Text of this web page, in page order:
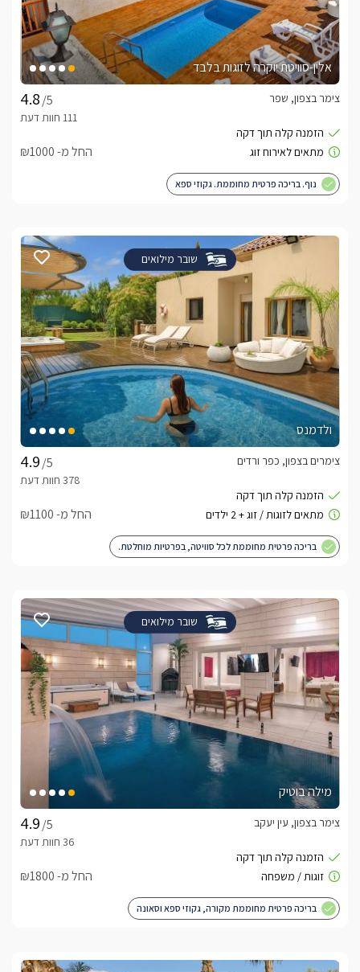
אלין-סוויטת יוקרה לזוגות בלבד
/5
צימר בצפון, שפר
החל מ- ₪1000
נוף. בריכה פרטית מחוממת. גקוזי ספא
שובר מילואים
ולדמנס
/5
צימרים בצפון, כפר ורדים
החל מ- ₪1100
בריכה פרטית מחוממת לכל סוויטה, בפרטיות מוחלטת.
שובר מילואים
מילה בוטיק
/5
צימר בצפון, עין יעקב
החל מ- ₪1800
בריכה פרטית מחוממת מקורה, גקוזי ספא וסאונה